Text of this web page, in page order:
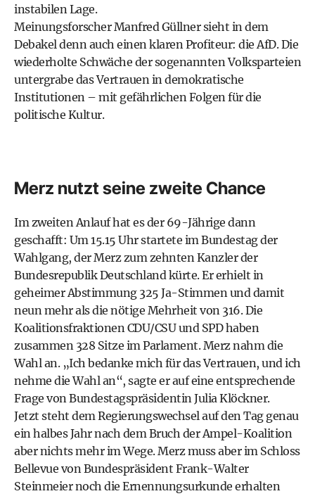
instabilen Lage.
Meinungsforscher Manfred Güllner sieht in dem
Debakel denn auch einen klaren Profiteur: die AfD. Die
wiederholte Schwäche der sogenannten Volksparteien
untergrabe das Vertrauen in demokratische
Institutionen – mit gefährlichen Folgen für die
politische Kultur.
Merz nutzt seine zweite Chance
Im zweiten Anlauf hat es der 69-Jährige dann
geschafft: Um 15.15 Uhr startete im Bundestag der
Wahlgang, der Merz zum zehnten Kanzler der
Bundesrepublik Deutschland kürte. Er erhielt in
geheimer Abstimmung 325 Ja-Stimmen und damit
neun mehr als die nötige Mehrheit von 316. Die
Koalitionsfraktionen CDU/CSU und SPD haben
zusammen 328 Sitze im Parlament. Merz nahm die
Wahl an. „Ich bedanke mich für das Vertrauen, und ich
nehme die Wahl an“, sagte er auf eine entsprechende
Frage von Bundestagspräsidentin Julia Klöckner.
Jetzt steht dem Regierungswechsel auf den Tag genau
ein halbes Jahr nach dem Bruch der Ampel-Koalition
aber nichts mehr im Wege. Merz muss aber im Schloss
Bellevue von Bundespräsident Frank-Walter
Steinmeier noch die Ernennungsurkunde erhalten